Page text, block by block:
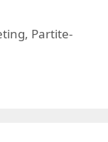
, Partite-